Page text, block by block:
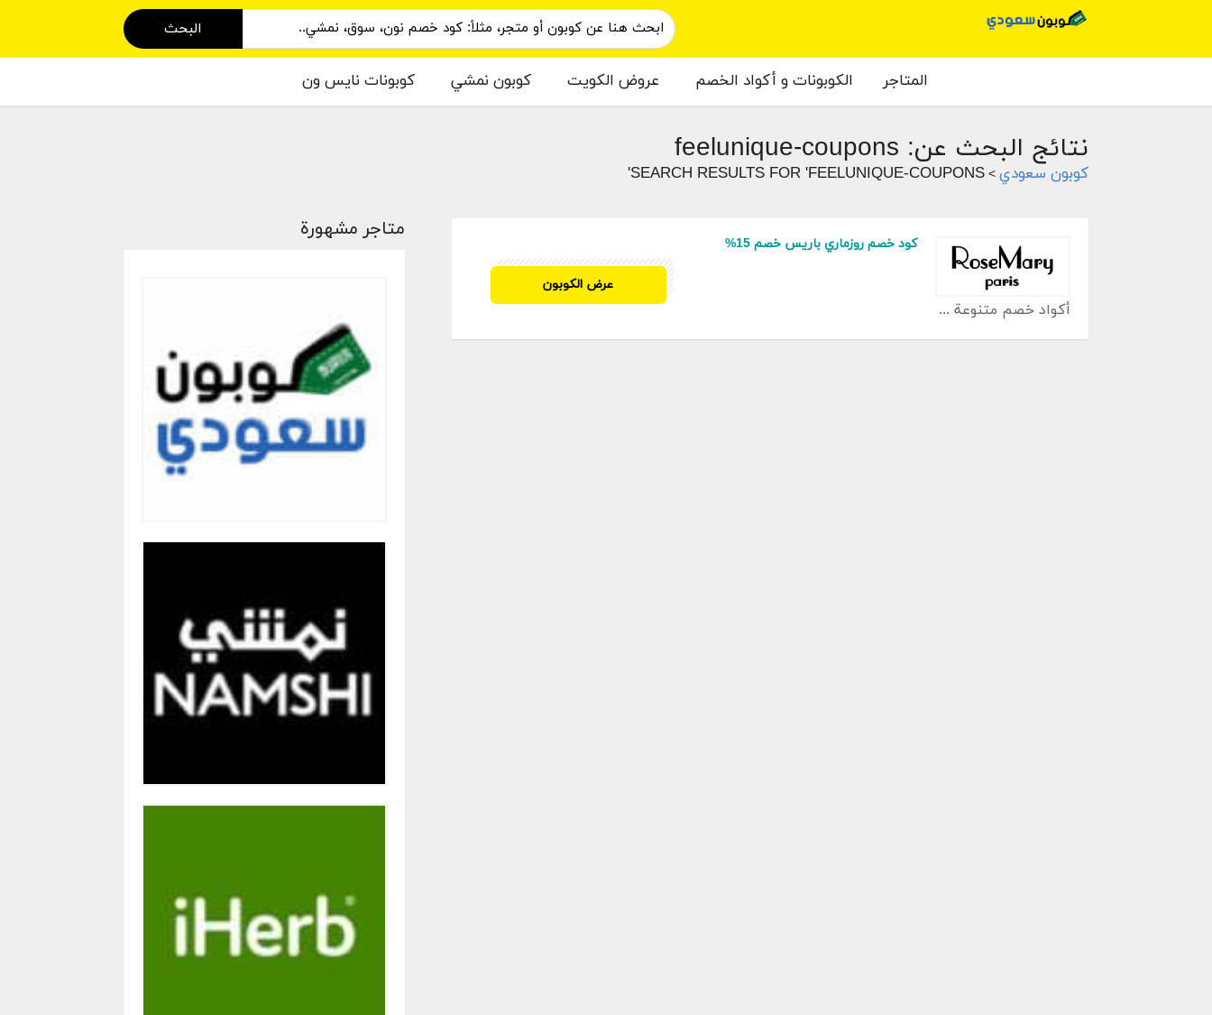
البحث
المتاجر الكوبونات و أكواد الخصم عروض الكويت كوبون نمشي كوبونات نايس ون
نتائج البحث عن: feelunique-coupons
كوبون سعودي >
SEARCH RESULTS FOR 'FEELUNIQUE-COUPONS'
أكواد خصم متنوعة كوبون
كود خصم روزماري باريس خصم 15%
REZEEM1عرض الكوبون
متاجر مشهورة